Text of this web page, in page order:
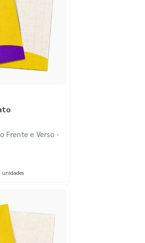
Frente e Verso -
unidades